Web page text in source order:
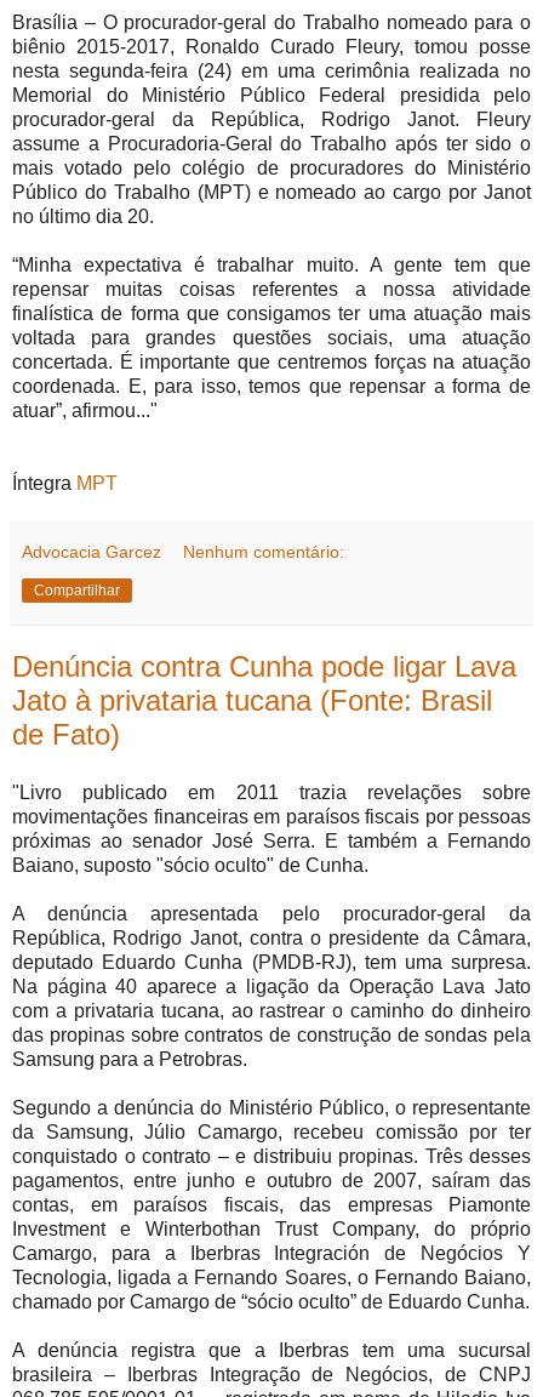
Brasília – O procurador-geral do Trabalho nomeado para o
biênio 2015-2017, Ronaldo Curado Fleury, tomou posse
nesta segunda-feira (24) em uma cerimônia realizada no
Memorial do Ministério Público Federal presidida pelo
procurador-geral da República, Rodrigo Janot. Fleury
assume a Procuradoria-Geral do Trabalho após ter sido o
mais votado pelo colégio de procuradores do Ministério
Público do Trabalho (MPT) e nomeado ao cargo por Janot
no último dia 20.
“Minha expectativa é trabalhar muito. A gente tem que
repensar muitas coisas referentes a nossa atividade
finalística de forma que consigamos ter uma atuação mais
voltada para grandes questões sociais, uma atuação
concertada. É importante que centremos forças na atuação
coordenada. E, para isso, temos que repensar a forma de
atuar”, afirmou..."
Íntegra MPT
Advocacia Garcez Nenhum comentário:
Compartilhar
Denúncia contra Cunha pode ligar Lava
Jato à privataria tucana (Fonte: Brasil
de Fato)
"Livro publicado em 2011 trazia revelações sobre
movimentações financeiras em paraísos fiscais por pessoas
próximas ao senador José Serra. E também a Fernando
Baiano, suposto "sócio oculto" de Cunha.
A denúncia apresentada pelo procurador-geral da
República, Rodrigo Janot, contra o presidente da Câmara,
deputado Eduardo Cunha (PMDB-RJ), tem uma surpresa.
Na página 40 aparece a ligação da Operação Lava Jato
com a privataria tucana, ao rastrear o caminho do dinheiro
das propinas sobre contratos de construção de sondas pela
Samsung para a Petrobras.
Segundo a denúncia do Ministério Público, o representante
da Samsung, Júlio Camargo, recebeu comissão por ter
conquistado o contrato – e distribuiu propinas. Três desses
pagamentos, entre junho e outubro de 2007, saíram das
contas, em paraísos fiscais, das empresas Piamonte
Investment e Winterbothan Trust Company, do próprio
Camargo, para a Iberbras Integración de Negócios Y
Tecnologia, ligada a Fernando Soares, o Fernando Baiano,
chamado por Camargo de “sócio oculto” de Eduardo Cunha.
A denúncia registra que a Iberbras tem uma sucursal
brasileira – Iberbras Integração de Negócios, de CNPJ